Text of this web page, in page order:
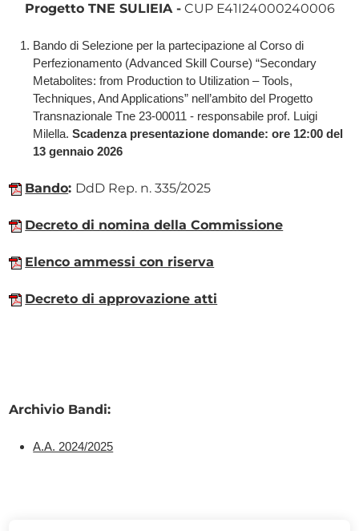
Progetto TNE SULIEIA -CUP E41I24000240006
Bando di Selezione per la partecipazione al Corso di
Perfezionamento (Advanced Skill Course) “Secondary
Metabolites: from Production to Utilization – Tools,
Techniques, And Applications” nell’ambito del Progetto
Transnazionale Tne 23-00011 - responsabile prof. Luigi
Milella.Scadenza presentazione domande: ore 12:00 del
13 gennaio 2026
Bando: DdD Rep. n. 335/2025
Decreto di nomina della Commissione
Elenco ammessi con riserva
Decreto di approvazione atti
Archivio Bandi:
A.A. 2024/2025